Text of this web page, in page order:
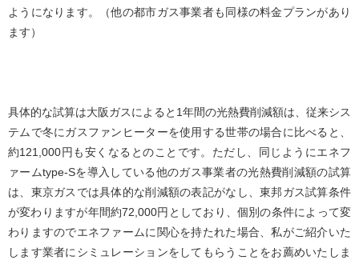
ようになります。（他の都市ガス事業者も同様の料金プランがあり
ます）
具体的な試算は大阪ガスによると1年間の光熱費削減額は、従来シス
テムで冬にガスファンヒーターを使用する世帯の場合に比べると、
約121,000円も安くなるとのことです。ただし、同じようにエネフ
ァームtype-Sを導入している他のガス事業者の光熱費削減額の試算
は、東京ガスでは具体的な削減額の表記がなし、東邦ガス試算条件
が変わりますが年間約72,000円としており、個別の条件によって変
わりますのでエネファームに関心を持たれた場合、私がご紹介いた
します業者にシミュレーションをしてもらうことをお薦めいたしま